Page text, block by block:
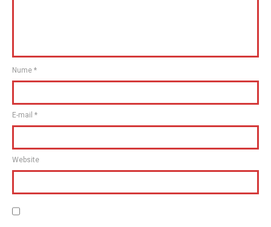
Nume *
E-mail *
Website